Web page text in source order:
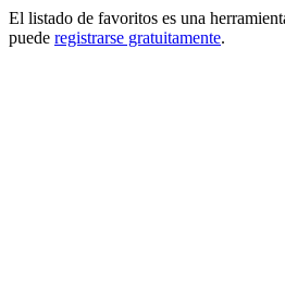
El listado de favoritos es una
puede registrarse gratuitamente.